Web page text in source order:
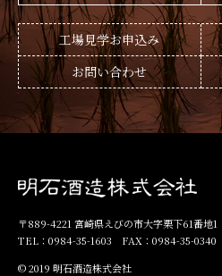
〒889-4221 宮崎県えびの市大字栗下61番地1
TEL：0984-35-1603 FAX：0984-35-0340
© 2019 明石酒造株式会社
工場見学お申込み
お問い合わせ